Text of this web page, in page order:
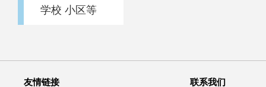
学校 小区等
友情链接 联系我们